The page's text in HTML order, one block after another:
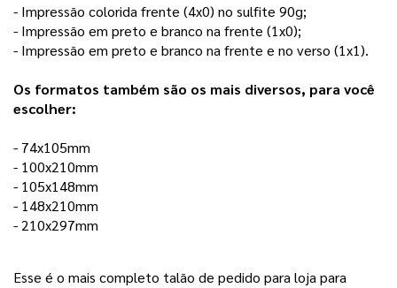
- Impressão colorida frente (4x0) no sulfite 90g;
- Impressão em preto e branco na frente (1x0);
- Impressão em preto e branco na frente e no verso (1x1).
Os formatos também são os mais diversos, para você
escolher:
- 74x105mm
- 100x210mm
- 105x148mm
- 148x210mm
- 210x297mm
Esse é o mais completo talão de pedido para loja para